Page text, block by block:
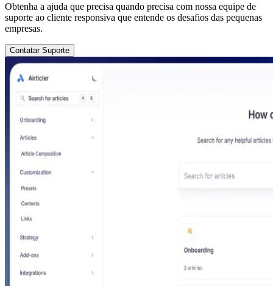
Obtenha a ajuda que precisa quando precisa com nossa equipe de
suporte ao cliente responsiva que entende os desafios das pequenas
empresas.
Contatar Suporte